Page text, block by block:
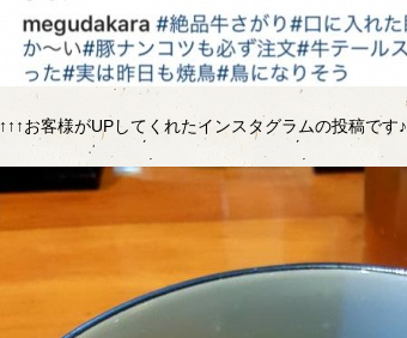
↑↑↑お客様がUPしてくれたインスタグラムの投稿です♪